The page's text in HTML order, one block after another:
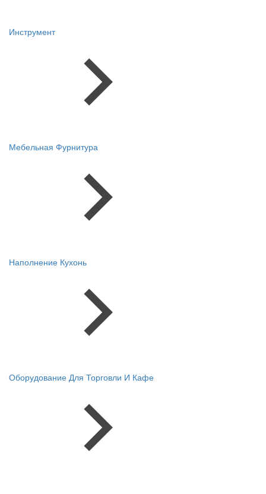
Инструмент
Мебельная Фурнитура
Наполнение Кухонь
Оборудование Для Торговли И Кафе